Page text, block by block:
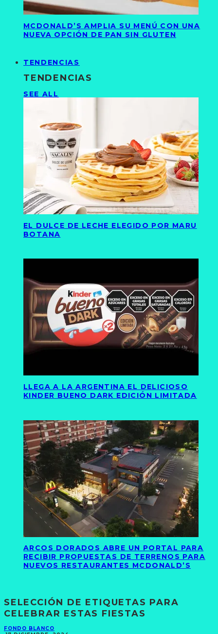
MCDONALD’S AMPLIA SU MENÚ CON UNA
NUEVA OPCIÓN DE PAN SIN GLUTEN
TENDENCIAS
TENDENCIAS
SEE ALL
EL DULCE DE LECHE ELEGIDO POR MARU
BOTANA
LLEGA A LA ARGENTINA EL DELICIOSO
KINDER BUENO DARK EDICIÓN LIMITADA
ARCOS DORADOS ABRE UN PORTAL PARA
RECIBIR PROPUESTAS DE TERRENOS PARA
NUEVOS RESTAURANTES MCDONALD’S
SELECCIÓN DE ETIQUETAS PARA
CELEBRAR ESTAS FIESTAS
FONDO BLANCO